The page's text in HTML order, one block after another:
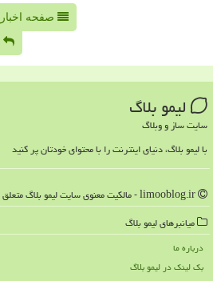
صفحه اخبار
لیمو بلاگ
سایت ساز و وبلاگ
با لیمو بلاگ، دنیای اینترنت را با محتوای خودتان پر کنید
میانبرهای لیمو بلاگ
درباره ما
بک لینک در لیمو بلاگ